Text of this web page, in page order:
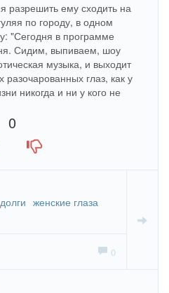
разрешить ему сходить на
по городу, в одном
"Сегодня в программе
Сидим, выпиваем, шоу
музыка, и выходит
глаз, как у
никогда и ни у кого не
0
долги женские глаза
0